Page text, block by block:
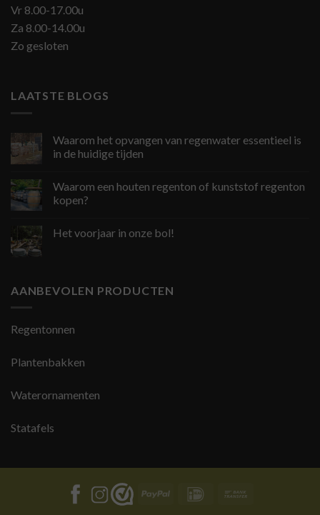
Vr 8.00-17.00u
Za 8.00-14.00u
Zo gesloten
LAATSTE BLOGS
Waarom het opvangen van regenwater essentieel is
in de huidige tijden
Waarom een houten regenton of kunststof regenton
kopen?
Het voorjaar in onze bol!
AANBEVOLEN PRODUCTEN
Regentonnen
Plantenbakken
Waterornamenten
Statafels
PayPal IDeal